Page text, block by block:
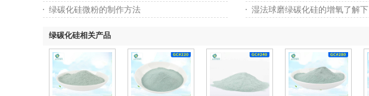
绿碳化硅微粉的制作方法
湿法球磨绿碳化硅的增氧了解下
绿碳化硅相关产品